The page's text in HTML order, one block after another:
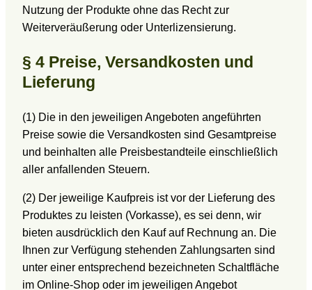
Nutzung der Produkte ohne das Recht zur
Weiterveräußerung oder Unterlizensierung.
§ 4 Preise, Versandkosten und
Lieferung
(1) Die in den jeweiligen Angeboten angeführten
Preise sowie die Versandkosten sind Gesamtpreise
und beinhalten alle Preisbestandteile einschließlich
aller anfallenden Steuern.
(2) Der jeweilige Kaufpreis ist vor der Lieferung des
Produktes zu leisten (Vorkasse), es sei denn, wir
bieten ausdrücklich den Kauf auf Rechnung an. Die
Ihnen zur Verfügung stehenden Zahlungsarten sind
unter einer entsprechend bezeichneten Schaltfläche
im Online-Shop oder im jeweiligen Angebot